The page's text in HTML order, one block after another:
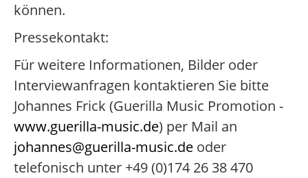
können.
Pressekontakt:
Für weitere Informationen, Bilder oder
Interviewanfragen kontaktieren Sie bitte
Johannes Frick (Guerilla Music Promotion -
www.guerilla-music.de) per Mail an
johannes@guerilla-music.de oder
telefonisch unter +49 (0)174 26 38 470